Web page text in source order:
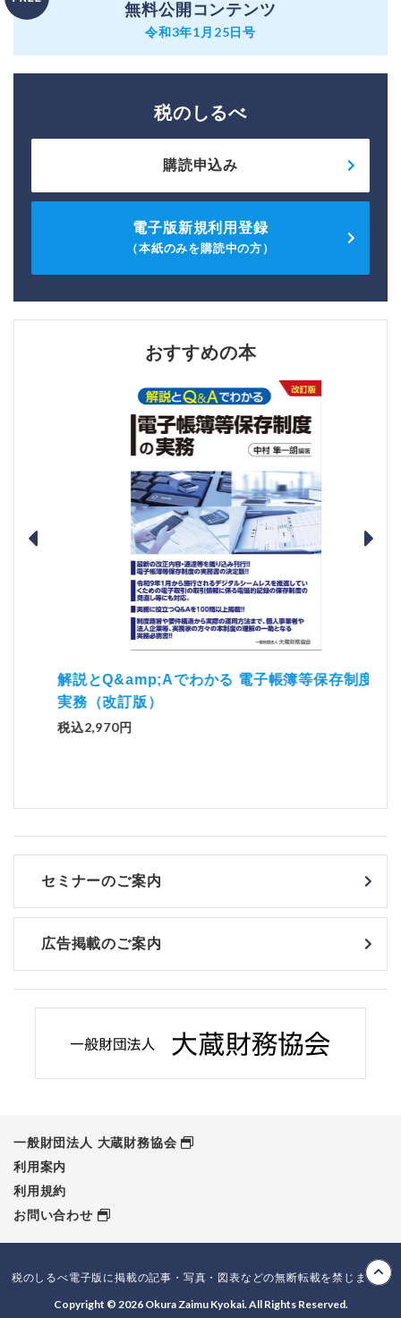
無料公開コンテンツ
令和3年1月25日号
税のしるべ
購読申込み
電子版新規利用登録
（本紙のみを購読中の方）
おすすめの本
解説とQ&amp;Aでわかる 電子帳簿等保存制度の
実務（改訂版）
税込2,970円
セミナーのご案内
広告掲載のご案内
一般財団法人 大蔵財務協会
利用案内
利用規約
お問い合わせ
税のしるべ電子版に掲載の記事・写真・図表などの無断転載を禁じます。
Copyright © 2026 Okura Zaimu Kyokai. All Rights Reserved.